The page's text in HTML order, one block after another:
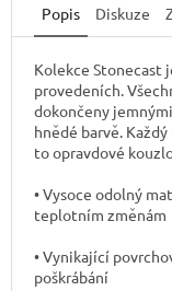
Popis Diskuze
Kolekce Stonecast
provedeních.
dokončeny
hnědé barvě.
to opravdové
• Vysoce odolný
teplotním změnám
• Vynikající
poškrábání